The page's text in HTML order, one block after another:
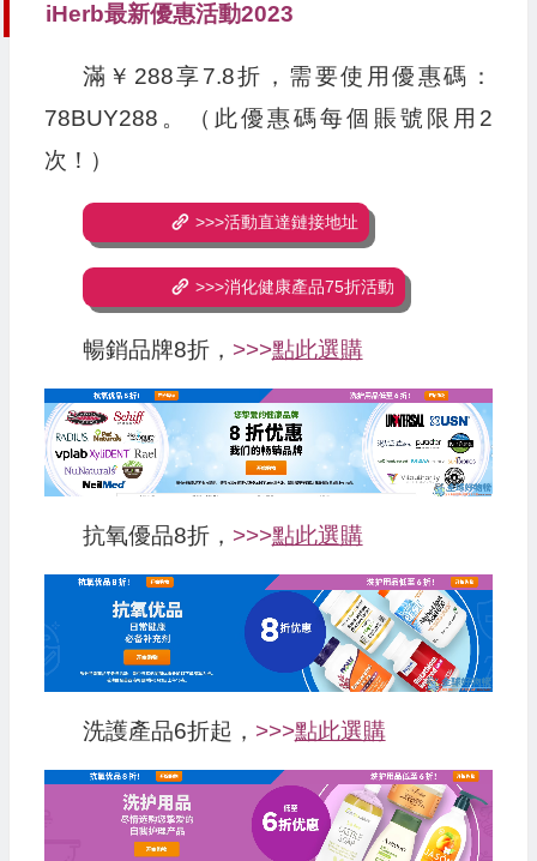
iHerb最新優惠活動2023
滿￥288享7.8折，需要使用優惠碼：
78BUY288。（此優惠碼每個賬號限用2
次！）
>>>活動直達鏈接地址
>>>消化健康產品75折活動
暢銷品牌8折， >>>點此選購
抗氧優品8折， >>>點此選購
洗護產品6折起， >>>點此選購